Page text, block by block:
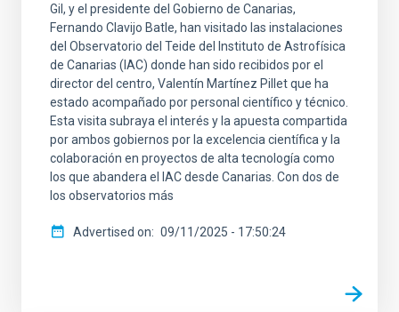
Gil, y el presidente del Gobierno de Canarias,
Fernando Clavijo Batle, han visitado las instalaciones
del Observatorio del Teide del Instituto de Astrofísica
de Canarias (IAC) donde han sido recibidos por el
director del centro, Valentín Martínez Pillet que ha
estado acompañado por personal científico y técnico.
Esta visita subraya el interés y la apuesta compartida
por ambos gobiernos por la excelencia científica y la
colaboración en proyectos de alta tecnología como
los que abandera el IAC desde Canarias. Con dos de
los observatorios más
Advertised on 09/11/2025 - 17:50:24